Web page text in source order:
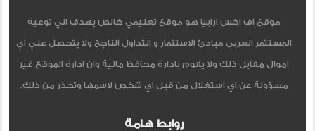
موقع اف اكس ارابيا هو موقع تعليمي خالص يهدف الي توعية
المستثمر العربي مبادئ الاستثمار و التداول الناجح ولا يتحصل علي اي
اموال مقابل ذلك ولا يقوم بادارة محافظ مالية وان ادارة الموقع غير
مسؤولة عن اي استغلال من قبل اي شخص لاسمها وتحذر من ذلك.
روابط هامة